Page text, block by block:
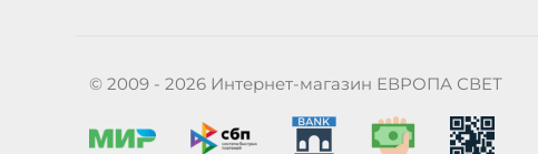
© 2009 - 2026 Интернет-магазин ЕВРОПА СВЕТ